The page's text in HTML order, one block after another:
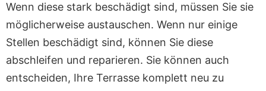
Wenn diese stark beschädigt sind, müssen Sie sie
möglicherweise austauschen. Wenn nur einige
Stellen beschädigt sind, können Sie diese
abschleifen und reparieren. Sie können auch
entscheiden, Ihre Terrasse komplett neu zu